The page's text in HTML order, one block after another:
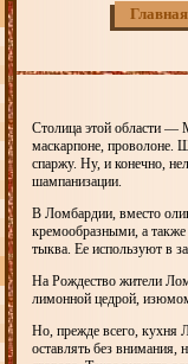
Главная
Столица этой области —
маскарпоне, проволоне.
спаржу. Ну, и конечно,
шампанизации.
В Ломбардии, вместо
кремообразными, а
тыква. Ее используют в
На Рождество жители
лимонной цедрой,
Но, прежде всего, кухня
оставлять без